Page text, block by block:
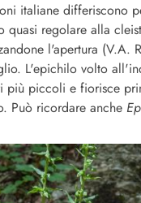
italiane differiscono
quasi regolare alla
l'apertura (V.A.
L'epichilo volto
più piccoli e fiorisce
Può ricordare anche